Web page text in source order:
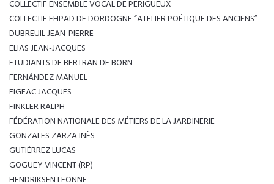
COLLECTIF ENSEMBLE VOCAL DE PERIGUEUX
COLLECTIF EHPAD DE DORDOGNE “ATELIER POÉTIQUE DES ANCIENS”
DUBREUIL JEAN-PIERRE
ELIAS JEAN-JACQUES
ETUDIANTS DE BERTRAN DE BORN
FERNÁNDEZ MANUEL
FIGEAC JACQUES
FINKLER RALPH
FÉDÉRATION NATIONALE DES MÉTIERS DE LA JARDINERIE
GONZALES ZARZA INÈS
GUTIÉRREZ LUCAS
GOGUEY VINCENT (RP)
HENDRIKSEN LEONNE